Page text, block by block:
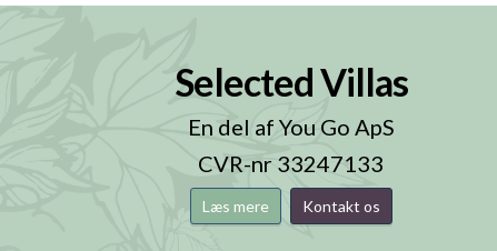
Selected Villas
En del af You Go ApS
CVR-nr 33247133
Læs mere Kontakt os